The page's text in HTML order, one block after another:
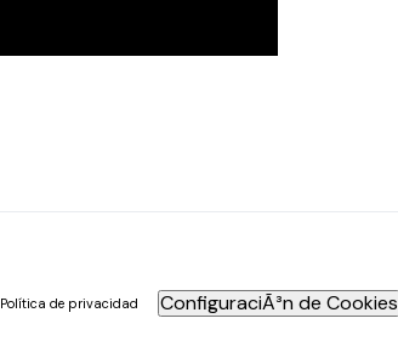
Política de privacidad ConfiguraciÃ³n de Cookies